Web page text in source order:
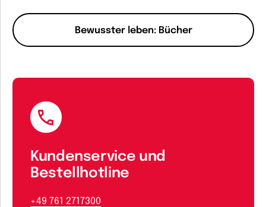
Bewusster leben: Bücher
Kundenservice und
Bestellhotline
+49 761 2717300